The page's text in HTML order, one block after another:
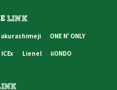
LINK
ONE N' ONLY
ICEx Lienel iiONDO